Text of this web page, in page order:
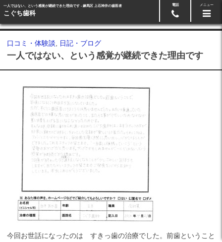
一人ではない、という感覚が継続できた理由です - 練馬区 上石神井の歯医者
こぐち歯科
電話 メニュー
口コミ・体験談 日記・ブログ
一人ではない、という感覚が継続できた理由です
今回お世話になったのは すきっ歯の治療でした。前歯ということ
Googleマップ 03-5991-3918